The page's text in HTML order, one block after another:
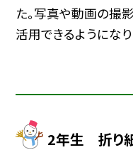
た。写真や動画の撮
活用できるようになり
2年生 折り